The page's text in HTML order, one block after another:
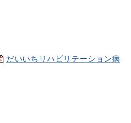
だいいちリハビリテーション病